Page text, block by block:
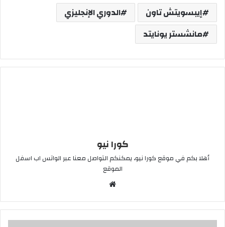
إيبسويتش تاون
الدوري الإنجليزي
مانشستر يونايتد
كورا نيو
أهلا بكم في موقع كورا نيو، يمكنكم التواصل معنا عبر الواتس اب اسفل
الموقع